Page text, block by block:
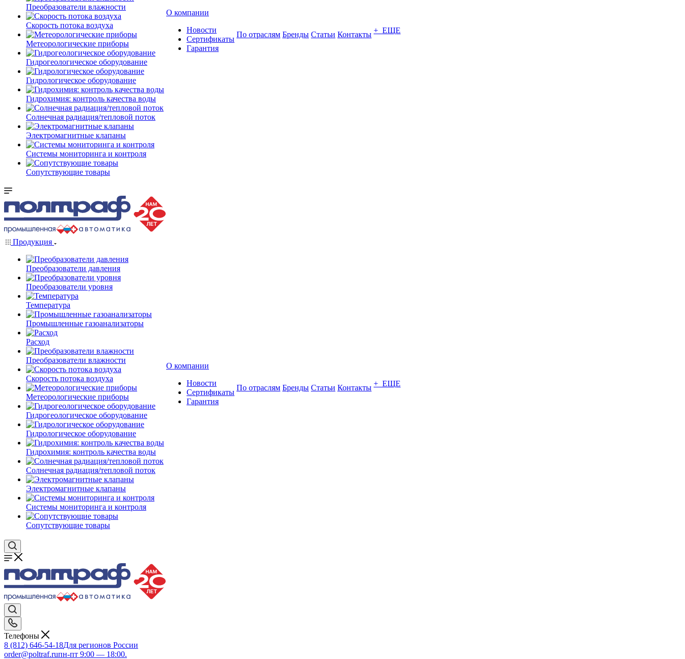
Преобразователи влажности
Скорость потока воздуха
Метеорологические приборы
Гидрогеологическое оборудование
Гидрологическое оборудование
Гидрохимия: контроль качества воды
Солнечная радиация/тепловой поток
Электромагнитные клапаны
Системы мониторинга и контроля
Сопутствующие товары
О компании
Новости
Сертификаты
Гарантия
По отраслям Бренды Статьи Контакты + ЕЩЕ
Продукция
Преобразователи давления
Преобразователи уровня
Температура
Промышленные газоанализаторы
Расход
Преобразователи влажности
Скорость потока воздуха
Метеорологические приборы
Гидрогеологическое оборудование
Гидрологическое оборудование
Гидрохимия: контроль качества воды
Солнечная радиация/тепловой поток
Электромагнитные клапаны
Системы мониторинга и контроля
Сопутствующие товары
О компании
Новости
Сертификаты
Гарантия
По отраслям Бренды Статьи Контакты + ЕЩЕ
Телефоны
8 (812) 646-54-18Для регионов России
order@poltraf.ruпн-пт 9:00 — 18:00.